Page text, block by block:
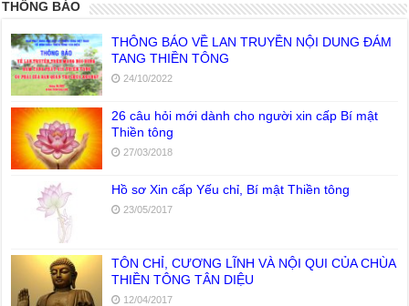
THÔNG BÁO
THÔNG BÁO VỀ LAN TRUYỀN NỘI DUNG ĐÁM
TANG THIỀN TÔNG
24/10/2022
26 câu hỏi mới dành cho người xin cấp Bí mật
Thiền tông
27/03/2018
Hồ sơ Xin cấp Yếu chỉ, Bí mật Thiền tông
23/05/2017
TÔN CHỈ, CƯƠNG LĨNH VÀ NỘI QUI CỦA CHÙA
THIỀN TÔNG TÂN DIỆU
12/04/2017